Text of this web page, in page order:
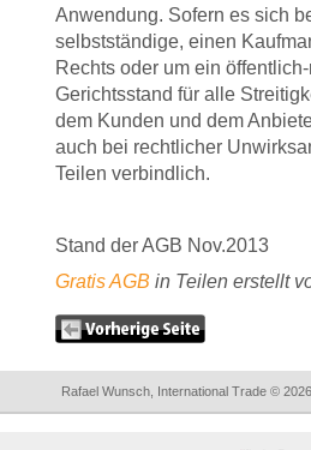
Anwendung. Sofern es sich
selbstständige, einen
Rechts oder um ein
Gerichtsstand für alle
dem Kunden und dem
auch bei rechtlicher
Teilen verbindlich.
Stand der AGB Nov.2013
Gratis AGB in Teilen erstellt
Rafael Wunsch, International Trade ©